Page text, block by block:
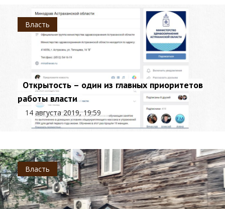
Власть
Открытость – один из главных приоритетов
работы власти
14 августа 2019, 19:59
Власть